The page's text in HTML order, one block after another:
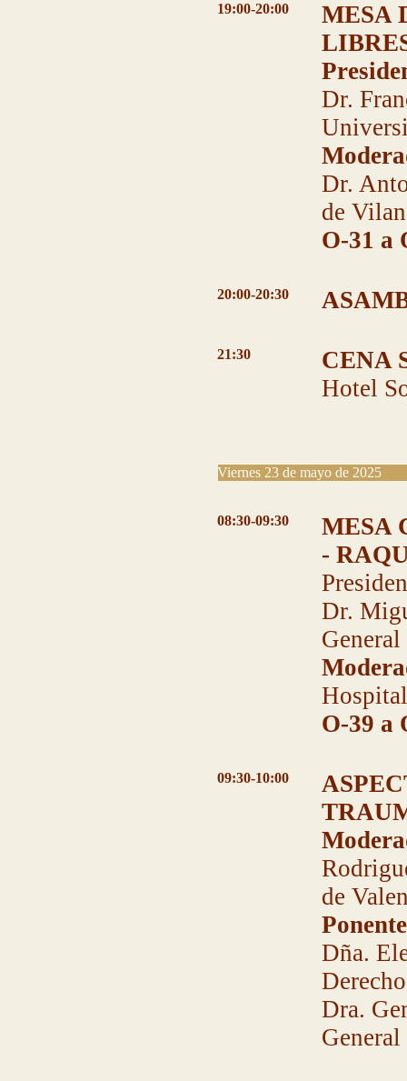
19:00-20:00
MESA
Dr.
Dr.
de
O-31 a
20:00-20:30
21:30
CENA
Hotel
Viernes 23 de mayo de 2025
08:30-09:30
MESA
-
Dr.
O-39 a
09:30-10:00
de
Dña.
Dra.